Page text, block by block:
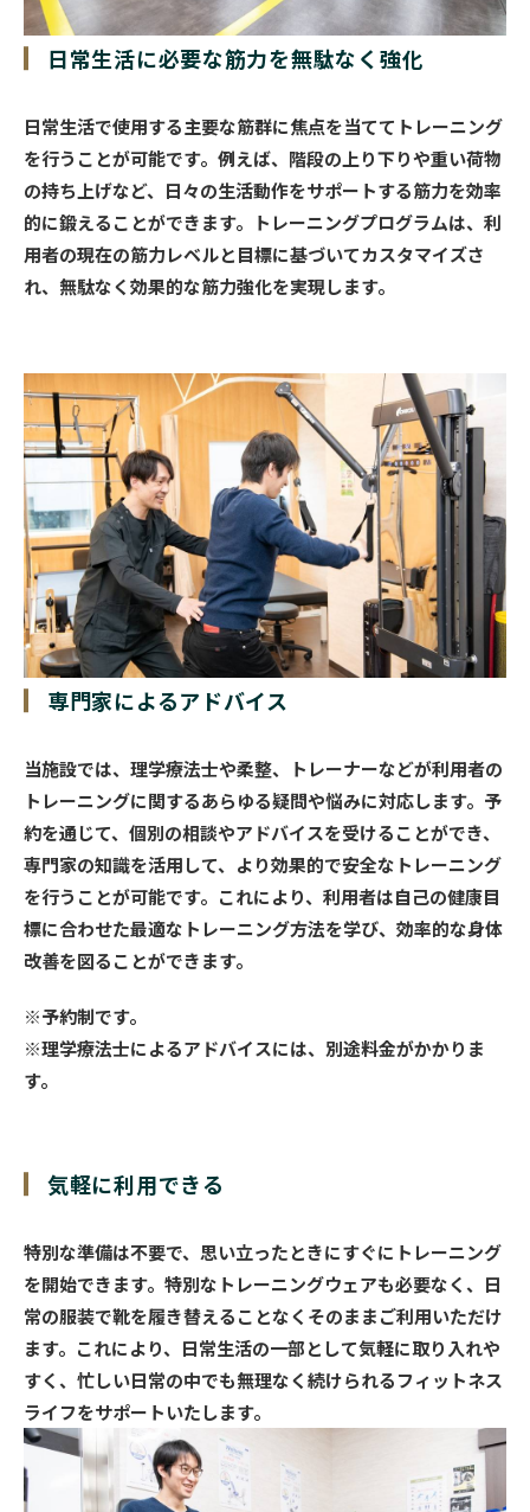
日常生活に必要な筋力を無駄なく強化
日常生活で使用する主要な筋群に焦点を当ててトレーニング
を行うことが可能です。例えば、階段の上り下りや重い荷物
の持ち上げなど、日々の生活動作をサポートする筋力を効率
的に鍛えることができます。トレーニングプログラムは、利
用者の現在の筋力レベルと目標に基づいてカスタマイズさ
れ、無駄なく効果的な筋力強化を実現します。
専門家によるアドバイス
当施設では、理学療法士や柔整、トレーナーなどが利用者の
トレーニングに関するあらゆる疑問や悩みに対応します。予
約を通じて、個別の相談やアドバイスを受けることができ、
専門家の知識を活用して、より効果的で安全なトレーニング
を行うことが可能です。これにより、利用者は自己の健康目
標に合わせた最適なトレーニング方法を学び、効率的な身体
改善を図ることができます。
※予約制です。
※理学療法士によるアドバイスには、別途料金がかかりま
す。
気軽に利用できる
特別な準備は不要で、思い立ったときにすぐにトレーニング
を開始できます。特別なトレーニングウェアも必要なく、日
常の服装で靴を履き替えることなくそのままご利用いただけ
ます。これにより、日常生活の一部として気軽に取り入れや
すく、忙しい日常の中でも無理なく続けられるフィットネス
ライフをサポートいたします。